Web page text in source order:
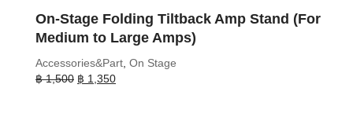
On-Stage Folding Tiltback Amp Stand (For
Medium to Large Amps)
Accessories&Part, On Stage
฿1,500 Original
฿ 1,350Current